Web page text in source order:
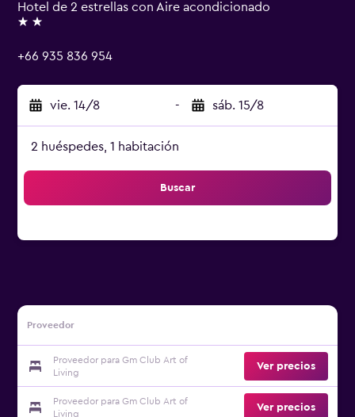
Hotel de 2 estrellas con Aire acondicionado
2 estrellas
+66 935 836 954
vie. 14/8 - sáb. 15/8
2 huéspedes, 1 habitación
Buscar
Proveedor
Proveedor para Gm Club Art of
Living
Ver precios
Proveedor para Gm Club Art of
Living
Ver precios